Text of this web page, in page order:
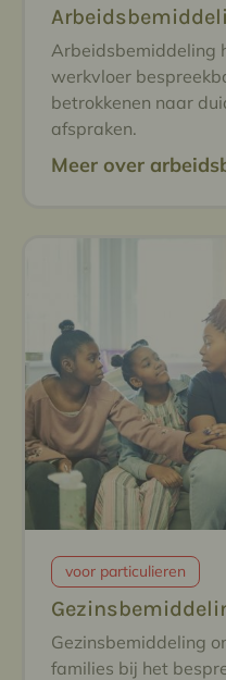
Arbeidsbemiddeling
werkvloer
betrokkenen naar
afspraken.
Meer over
Gezinsbemiddeling
families bij het
voor particulieren